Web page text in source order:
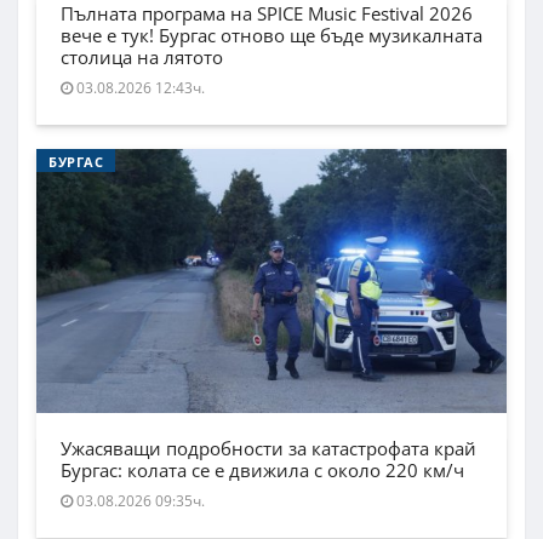
Пълната програма на SPICE Music Festival 2026
вече е тук! Бургас отново ще бъде музикалната
столица на лятото
03.08.2026 12:43ч.
БУРГАС
Ужасяващи подробности за катастрофата край
Бургас: колата се е движила с около 220 км/ч
03.08.2026 09:35ч.